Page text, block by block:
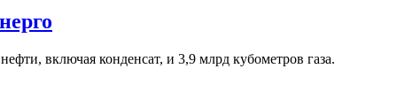
включая конденсат, и 3,9 млрд кубометров газа.